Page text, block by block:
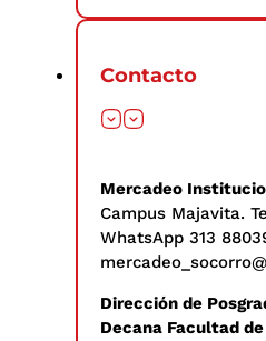
Contacto
Mercadeo
Campus Majavita.
WhatsApp 313
Dirección de
Decana Facultad